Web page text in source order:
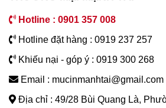
Hotline : 0901 357 008
Hotline đặt hàng : 0919 237 257
Khiếu nại - góp ý : 0919 300 268
Email : mucinmanhtai@gmail.com
Địa chỉ : 49/28 Bùi Quang Là,